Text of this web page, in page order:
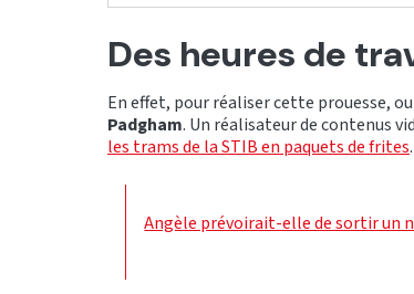
Des heures de
En effet, pour réaliser cette prouesse,
Padgham. Un réalisateur de contenus
les trams de la STIB en paquets de frites
Angèle prévoirait-elle de sortir un